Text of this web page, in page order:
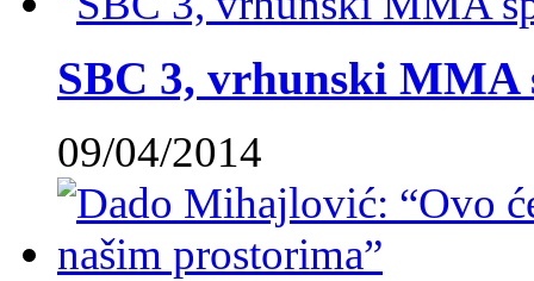
SBC 3, vrhunski MMA
09/04/2014